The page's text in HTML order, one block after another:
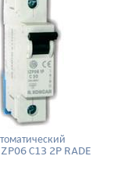
С13 2P RADE